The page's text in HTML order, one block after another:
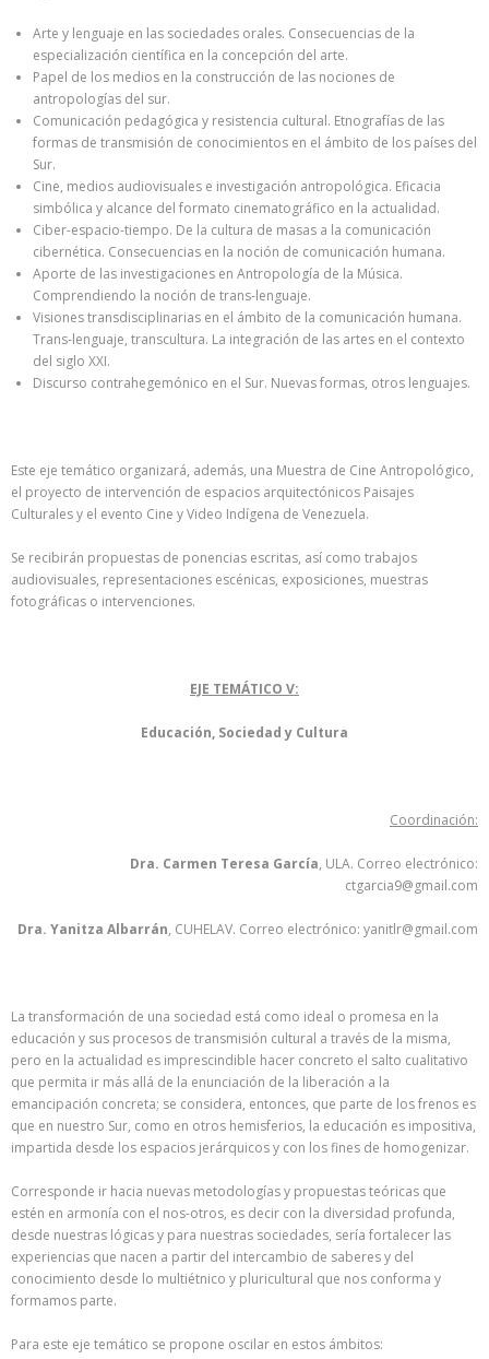
Arte y lenguaje en las sociedades orales. Consecuencias de la
especialización científica en la concepción del arte.
Papel de los medios en la construcción de las nociones de
antropologías del sur.
Comunicación pedagógica y resistencia cultural. Etnografías de las
formas de transmisión de conocimientos en el ámbito de los países del
Sur.
Cine, medios audiovisuales e investigación antropológica. Eficacia
simbólica y alcance del formato cinematográfico en la actualidad.
Ciber-espacio-tiempo. De la cultura de masas a la comunicación
cibernética. Consecuencias en la noción de comunicación humana.
Aporte de las investigaciones en Antropología de la Música.
Comprendiendo la noción de trans-lenguaje.
Visiones transdisciplinarias en el ámbito de la comunicación humana.
Trans-lenguaje, transcultura. La integración de las artes en el contexto
del siglo XXI.
Discurso contrahegemónico en el Sur. Nuevas formas, otros lenguajes.
Este eje temático organizará, además, una Muestra de Cine Antropológico,
el proyecto de intervención de espacios arquitectónicos Paisajes
Culturales y el evento Cine y Video Indígena de Venezuela.
Se recibirán propuestas de ponencias escritas, así como trabajos
audiovisuales, representaciones escénicas, exposiciones, muestras
fotográficas o intervenciones.
EJE TEMÁTICO V:
Educación, Sociedad y Cultura
Coordinación:
Dra. Carmen Teresa García, ULA. Correo electrónico:
ctgarcia9@gmail.com
Dra. Yanitza Albarrán, CUHELAV. Correo electrónico: yanitlr@gmail.com
La transformación de una sociedad está como ideal o promesa en la
educación y sus procesos de transmisión cultural a través de la misma,
pero en la actualidad es imprescindible hacer concreto el salto cualitativo
que permita ir más allá de la enunciación de la liberación a la
emancipación concreta; se considera, entonces, que parte de los frenos es
que en nuestro Sur, como en otros hemisferios, la educación es impositiva,
impartida desde los espacios jerárquicos y con los fines de homogenizar.
Corresponde ir hacia nuevas metodologías y propuestas teóricas que
estén en armonía con el nos-otros, es decir con la diversidad profunda,
desde nuestras lógicas y para nuestras sociedades, sería fortalecer las
experiencias que nacen a partir del intercambio de saberes y del
conocimiento desde lo multiétnico y pluricultural que nos conforma y
formamos parte.
Para este eje temático se propone oscilar en estos ámbitos: